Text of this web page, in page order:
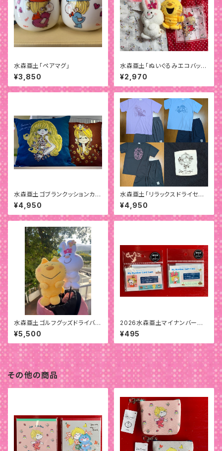
水森亜土「ペアマグ」
¥3,850
水森亜土「ぬいぐるみエコバッ
グ」
¥2,970
水森亜土ゴブランクッションカバ
ー
¥4,950
水森亜土「リラックスドライセット
アップ」
¥4,950
水森亜土ゴルフグッズドライバー
用ヘッドカバー
¥5,500
2026水森亜土マイナンバーカ
ードケース
¥495
その他の商品